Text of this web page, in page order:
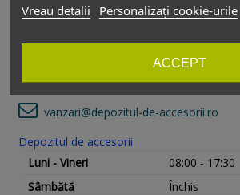
022524 -București,România
Relații cu clienții
vanzari@depozitul-de-accesorii.ro
Depozitul de accesorii
Luni - Vineri
08:00 - 17:30
Sâmbătă
Închis
Vreau detalii Personalizați cookie-urile
ACCEPT